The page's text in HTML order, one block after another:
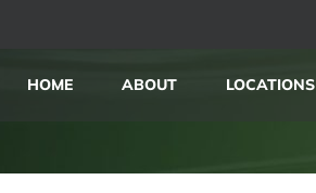
HOME ABOUT LOCATIONS